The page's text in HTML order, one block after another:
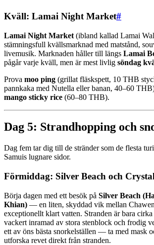
Kväll: Lamai Night Market#
Lamai Night Market (ibland kallad Lamai
stämningsfull kvällsmarknad med matstånd,
livemusik. Marknaden håller till längs Lamai
pågår varje kväll, men är mest livlig söndag
Prova moo ping (grillat fläskspett, 10 THB
pannkaka med Nutella eller banan, 40–60
mango sticky rice (60–80 THB).
Dag 5: Strandhopping och
Dag fem tar dig till de stränder som de flesta
Samuis lugnare sidor.
Förmiddag: Silver Beach och
Börja dagen med ett besök på Silver Beach
Khian) — en liten, skyddad vik mellan
exceptionellt klart vatten. Stranden är bara
vackert inramad av stora stenblock och frodig
ett av öns bästa snorkelställen — ta med mask
utforska revet direkt från stranden.